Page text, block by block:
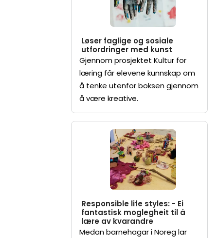
Løser faglige og sosiale
utfordringer med kunst
Gjennom prosjektet Kultur for
læring får elevene kunnskap om
å tenke utenfor boksen gjennom
å være kreative.
Responsible life styles: - Ei
fantastisk moglegheit til å
lære av kvarandre
Medan barnehagar i Noreg lar